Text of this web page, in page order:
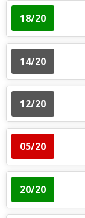
18/20
14/20
12/20
05/20
20/20